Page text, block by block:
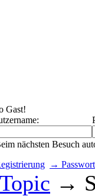
Gast!
nächsten Besuch
→
→